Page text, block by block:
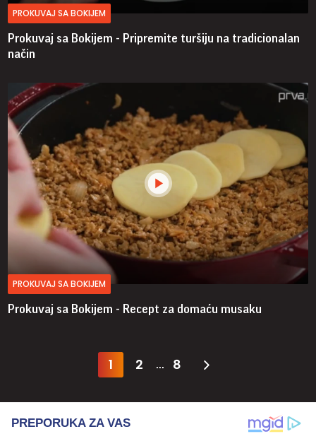
PROKUVAJ SA BOKIJEM
Prokuvaj sa Bokijem - Pripremite turšiju na tradicionalan
način
PROKUVAJ SA BOKIJEM
Prokuvaj sa Bokijem - Recept za domaću musaku
1 2 ... 8